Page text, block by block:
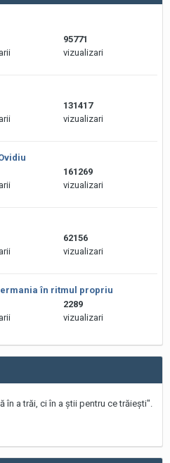
95771
vizualizari
131417
vizualizari
161269
vizualizari
62156
vizualizari
în ritmul propriu
2289
vizualizari
în a trăi, ci în a știi pentru ce trăiești".